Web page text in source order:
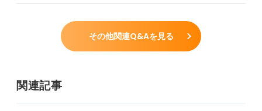
その他関連Q&Aを見る
関連記事